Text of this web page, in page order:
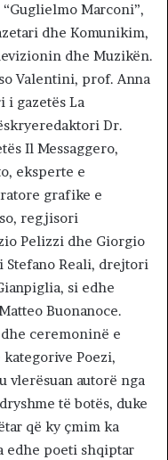
Marconi”,
dhe Komunikim,
dhe Muzikën.
Valentini, prof. Anna
i gazetës La
Dr.
Il Messaggero,
eksperte e
grafike e
regjisori
Pelizzi dhe Giorgio
Reali, drejtori
si edhe
Buonanoce.
ceremoninë e
Poezi,
vlerësuan autorë nga
të botës, duke
që ky çmim ka
edhe poeti shqiptar